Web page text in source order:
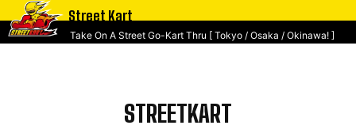
Street Kart
Take On A Street Go-Kart Thru [ Tokyo / Osaka / Okinawa! ]
STREETKART